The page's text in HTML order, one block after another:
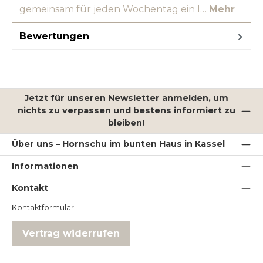
gemeinsam für jeden Wochentag ein l… Mehr
Bewertungen
Jetzt für unseren Newsletter anmelden, um
nichts zu verpassen und bestens informiert zu
bleiben!
Über uns – Hornschu im bunten Haus in Kassel
Informationen
Kontakt
Kontaktformular
Vertrag widerrufen